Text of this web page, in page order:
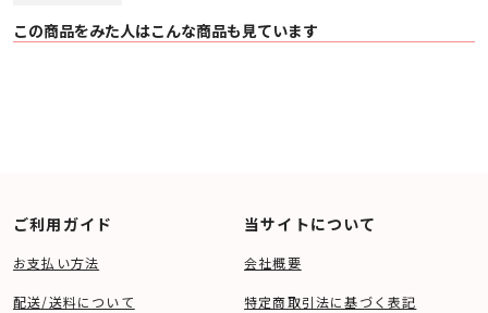
この商品をみた人はこんな商品も見ています
ご利用ガイド
お支払い方法
配送/送料について
当サイトについて
会社概要
特定商取引法に基づく表記